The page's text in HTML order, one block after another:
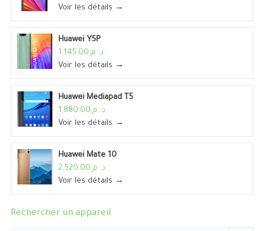
Voir les détails →
Huawei Y5P
د. م.1,145.00
Voir les détails →
Huawei Mediapad T5
د. م.1,880.00
Voir les détails →
Huawei Mate 10
د. م.2,520.00
Voir les détails →
Rechercher un appareil